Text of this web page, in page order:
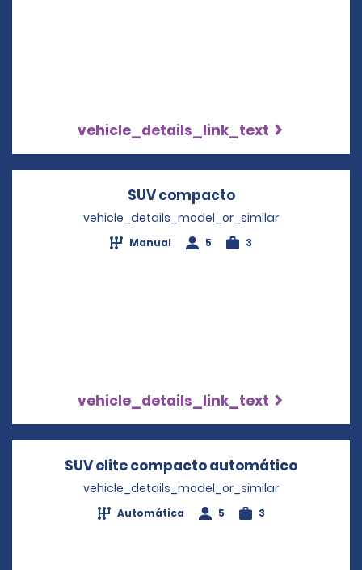
vehicle_details_link_text
SUV compactoOpens in a new
vehicle_details_model_or_similar
Manual 5 3
vehicle_details_link_text
SUV elite compacto automático
vehicle_details_model_or_similar
Automática 5 3